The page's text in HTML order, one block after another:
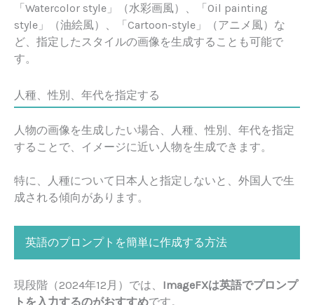
「Watercolor style」（水彩画風）、「Oil painting
style」（油絵風）、「Cartoon-style」（アニメ風）な
ど、指定したスタイルの画像を生成することも可能で
す。
人種、性別、年代を指定する
人物の画像を生成したい場合、人種、性別、年代を指定
することで、イメージに近い人物を生成できます。
特に、人種について日本人と指定しないと、外国人で生
成される傾向があります。
英語のプロンプトを簡単に作成する方法
現段階（2024年12月）では、 ImageFXは英語でプロンプ
トを入力するのがおすすめです。